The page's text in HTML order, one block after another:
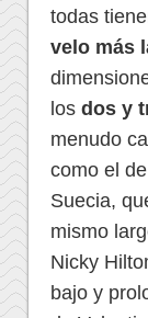
todas
velo más
los dos y
menudo
como el
Suecia,
mismo
Nicky
bajo y